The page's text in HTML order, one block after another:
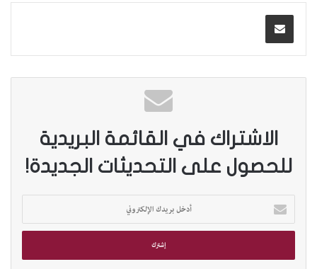
الاشتراك في القائمة البريدية
للحصول على التحديثات الجديدة!
خ
ب